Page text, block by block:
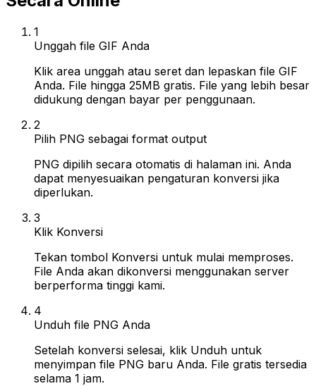
1
Unggah file GIF Anda
Klik area unggah atau seret dan lepaskan file GIF
Anda. File hingga 25MB gratis. File yang lebih besar
didukung dengan bayar per penggunaan.
2
Pilih PNG sebagai format output
PNG dipilih secara otomatis di halaman ini. Anda
dapat menyesuaikan pengaturan konversi jika
diperlukan.
3
Klik Konversi
Tekan tombol Konversi untuk mulai memproses.
File Anda akan dikonversi menggunakan server
berperforma tinggi kami.
4
Unduh file PNG Anda
Setelah konversi selesai, klik Unduh untuk
menyimpan file PNG baru Anda. File gratis tersedia
selama 1 jam.